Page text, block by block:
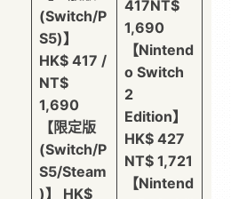
(Switch/P
S5)】
HK$ 417 /
NT$
1,690
【限定版
(Switch/P
S5/Steam
)】 HK$
417NT$
1,690
【Nintend
o Switch
2
Edition】
HK$ 427
NT$ 1,721
【Nintend